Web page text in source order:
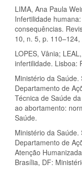
LIMA, Ana Paula
Infertilidade
consequências.
10, n. 5, p. 110–124,
LOPES, Vânia;
infertilidade. Lisboa:
Ministério da
Departamento de
Técnica de Saúde
ao abortamento:
Saúde.
Ministério da
Departamento de
Atenção
Brasília, DF: